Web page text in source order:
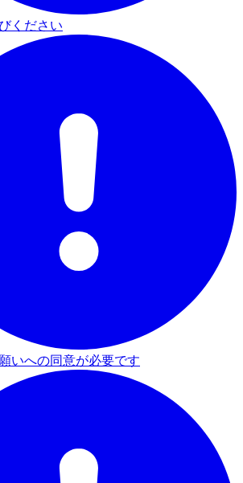
ください
いへの同意が必要です